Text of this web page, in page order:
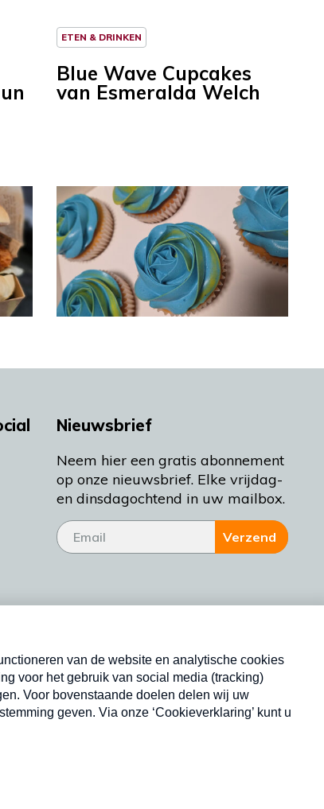
ETEN & DRINKEN
Blue Wave Cupcakes
van Esmeralda Welch
Nieuwsbrief
Neem hier een gratis abonnement
op onze nieuwsbrief. Elke vrijdag-
en dinsdagochtend in uw mailbox.
Verzend
Nieuwsbrief
Neem hier een gratis abonnement op onze